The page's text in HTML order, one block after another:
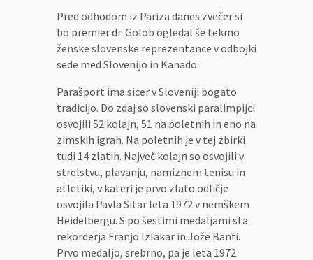
Pred odhodom iz Pariza danes zvečer si
bo premier dr. Golob ogledal še tekmo
ženske slovenske reprezentance v odbojki
sede med Slovenijo in Kanado.
Parašport ima sicer v Sloveniji bogato
tradicijo. Do zdaj so slovenski paralimpijci
osvojili 52 kolajn, 51 na poletnih in eno na
zimskih igrah. Na poletnih je v tej zbirki
tudi 14 zlatih. Največ kolajn so osvojili v
strelstvu, plavanju, namiznem tenisu in
atletiki, v kateri je prvo zlato odličje
osvojila Pavla Sitar leta 1972 v nemškem
Heidelbergu. S po šestimi medaljami sta
rekorderja Franjo Izlakar in Jože Banfi.
Prvo medaljo, srebrno, pa je leta 1972